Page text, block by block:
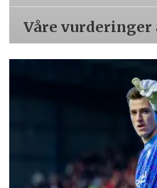
Våre vurderinger